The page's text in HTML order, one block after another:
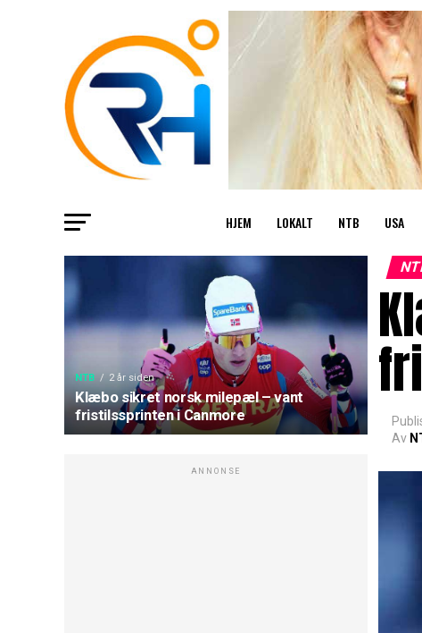
HJEM LOKALT NTB USA
NTB 2 år siden
Klæbo sikret norsk milepæl – vant
fristilssprinten i Canmore
ANNONSE
Av